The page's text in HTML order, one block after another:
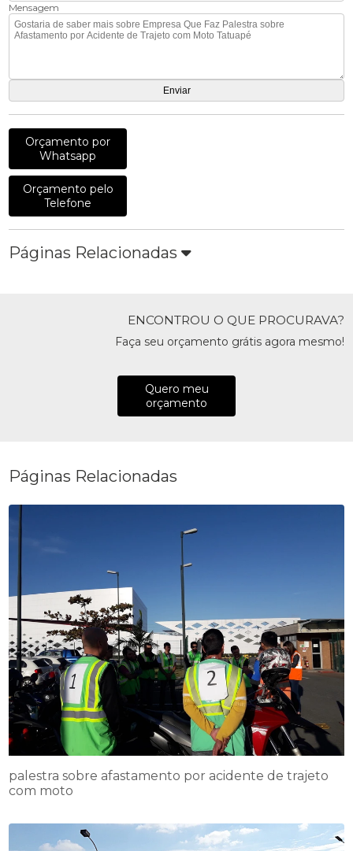
Mensagem
Orçamento por
Whatsapp
Orçamento pelo
Telefone
Páginas Relacionadas
ENCONTROU O QUE PROCURAVA?
Faça seu orçamento grátis agora mesmo!
Quero meu
orçamento
Páginas Relacionadas
palestra sobre afastamento por acidente de trajeto
com moto